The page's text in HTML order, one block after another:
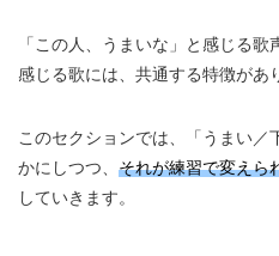
「この人、うまいな」と感じる
感じる歌には、共通する特徴があ
このセクションでは、「うまい／
かにしつつ、 それが練習で変えら
していきます。